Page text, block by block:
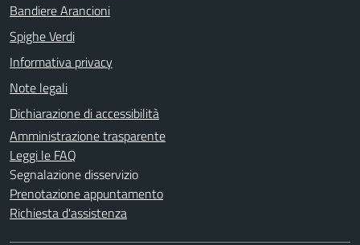
Bandiere Arancioni
Spighe Verdi
Informativa privacy
Note legali
Dichiarazione di accessibilità
Amministrazione trasparente
Leggi le FAQ
Segnalazione disservizio
Prenotazione appuntamento
Richiesta d'assistenza